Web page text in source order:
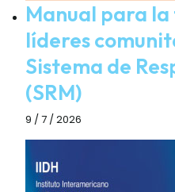
Manual para
líderes
Sistema de
(SRM)
9 / 7 / 2026